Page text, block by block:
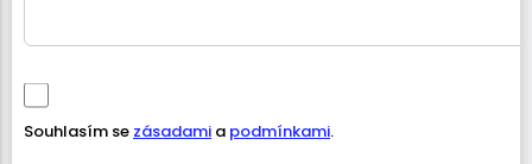
Souhlasím se zásadami a podmínkami.